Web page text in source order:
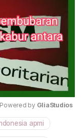
Mute
Powered by GliaStudios
apmi